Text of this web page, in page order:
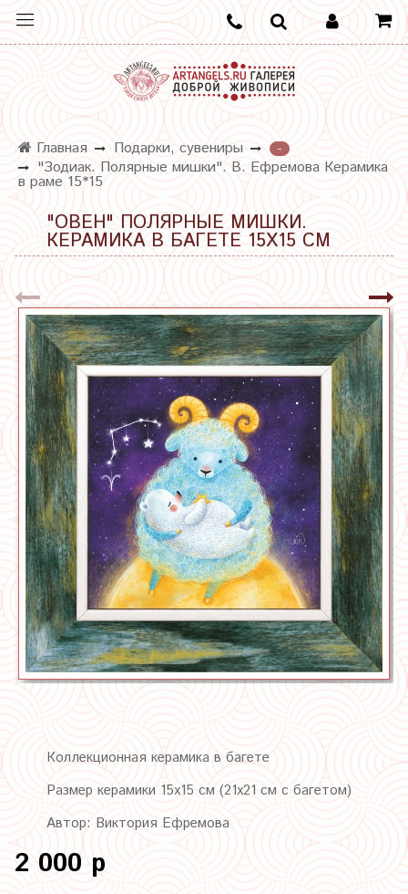
Главная Подарки, сувениры
-
"Зодиак. Полярные мишки". В. Ефремова Керамика
в раме 15*15
"ОВЕН" ПОЛЯРНЫЕ МИШКИ.
КЕРАМИКА В БАГЕТЕ 15Х15 СМ
Коллекционная керамика в багете
Размер керамики 15х15 см (21х21 см с багетом)
Автор: Виктория Ефремова
2 000 р